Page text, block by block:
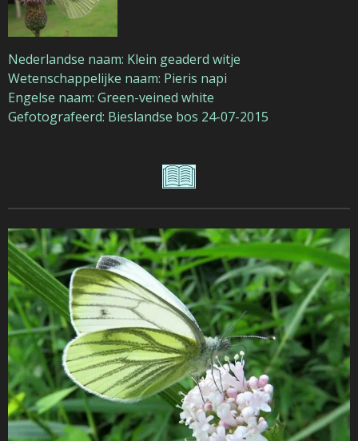
Nederlandse naam: Klein geaderd witje
Wetenschappelijke naam: Pieris napi
Engelse naam: Green-veined white
Gefotografeerd: Bieslandse bos 24-07-2015